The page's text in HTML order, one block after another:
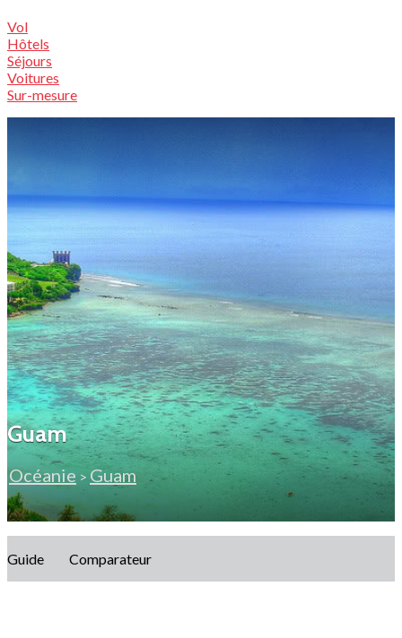
Vol
Hôtels
Séjours
Voitures
Sur-mesure
Guam
Océanie > Guam
Guide Comparateur